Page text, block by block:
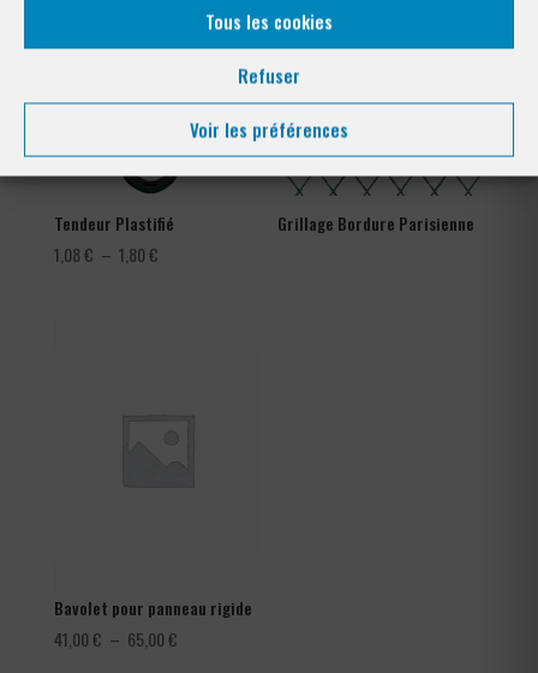
Tous les cookies
Refuser
Voir les préférences
Tendeur Plastifié
1,08€ – 1,80€Plage
Grillage Bordure Parisienne
Bavolet pour panneau rigide
41,00€ – 65,00€Plage